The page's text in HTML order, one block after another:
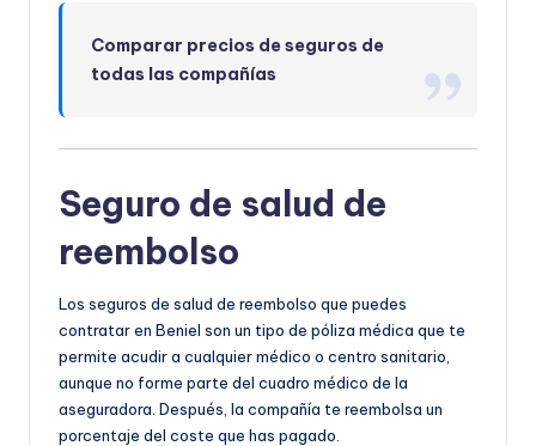
Comparar precios de seguros de
todas las compañías
Seguro de salud de
reembolso
Los seguros de salud de reembolso que puedes
contratar en Beniel son un tipo de póliza médica que te
permite acudir a cualquier médico o centro sanitario,
aunque no forme parte del cuadro médico de la
aseguradora. Después, la compañía te reembolsa un
porcentaje del coste que has pagado.